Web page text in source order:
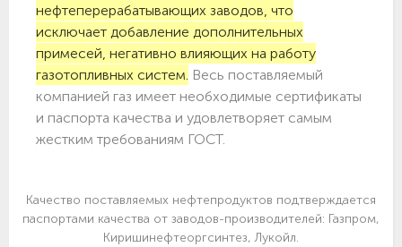
нефтеперерабатывающих заводов, что
исключает добавление дополнительных
примесей, негативно влияющих на работу
газотопливных систем. Весь поставляемый
компанией газ имеет необходимые сертификаты
и паспорта качества и удовлетворяет самым
жестким требованиям ГОСТ.
Качество поставляемых нефтепродуктов подтверждается
паспортами качества от заводов-производителей: Газпром,
Киришинефтеоргсинтез, Лукойл.